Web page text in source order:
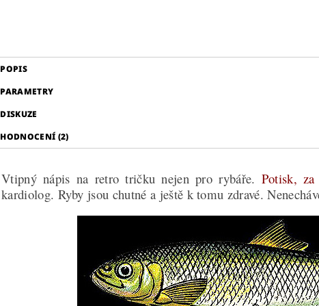
POPIS
PARAMETRY
DISKUZE
HODNOCENÍ (2)
Vtipný nápis na retro tričku nejen pro rybáře. Potisk,
kardiolog. Ryby jsou chutné a ještě k tomu zdravé.